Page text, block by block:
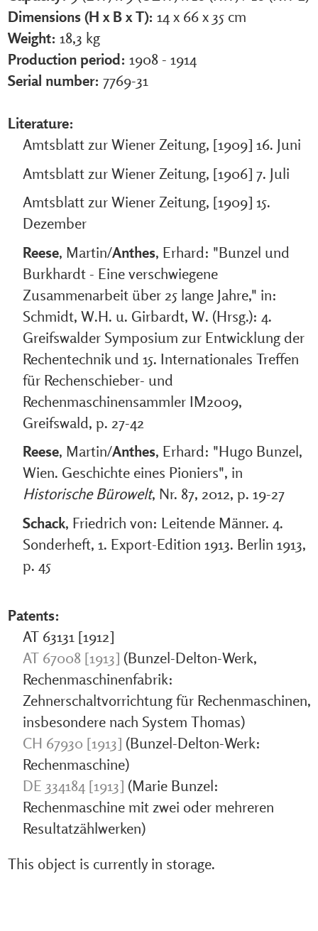
Dimensions (H x B x T): 14 x 66 x 35 cm
Weight: 18,3 kg
Production period: 1908 - 1914
Serial number: 7769-31
Literature:
Amtsblatt zur Wiener Zeitung, [1909] 16. Juni
Amtsblatt zur Wiener Zeitung, [1906] 7. Juli
Amtsblatt zur Wiener Zeitung, [1909] 15.
Dezember
Reese, Martin/Anthes, Erhard: "Bunzel und
Burkhardt - Eine verschwiegene
Zusammenarbeit über 25 lange Jahre," in:
Schmidt, W.H. u. Girbardt, W. (Hrsg.): 4.
Greifswalder Symposium zur Entwicklung der
Rechentechnik und 15. Internationales Treffen
für Rechenschieber- und
Rechenmaschinensammler IM2009,
Greifswald, p. 27-42
Reese, Martin/Anthes, Erhard: "Hugo Bunzel,
Wien. Geschichte eines Pioniers", in
Historische Bürowelt, Nr. 87, 2012, p. 19-27
Schack, Friedrich von: Leitende Männer. 4.
Sonderheft, 1. Export-Edition 1913. Berlin 1913,
p. 45
Patents:
AT 63131 [1912]
AT 67008 [1913] (Bunzel-Delton-Werk,
Rechenmaschinenfabrik:
Zehnerschaltvorrichtung für Rechenmaschinen,
insbesondere nach System Thomas)
CH 67930 [1913] (Bunzel-Delton-Werk:
Rechenmaschine)
DE 334184 [1913] (Marie Bunzel:
Rechenmaschine mit zwei oder mehreren
Resultatzählwerken)
This object is currently in storage.